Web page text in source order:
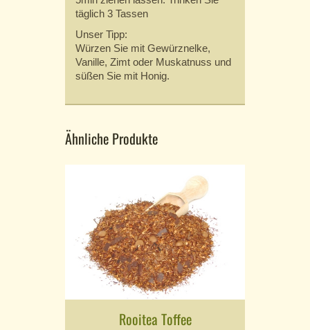
täglich 3 Tassen
Unser Tipp:
Würzen Sie mit Gewürznelke,
Vanille, Zimt oder Muskatnuss und
süßen Sie mit Honig.
Ähnliche Produkte
Rooitea Toffee